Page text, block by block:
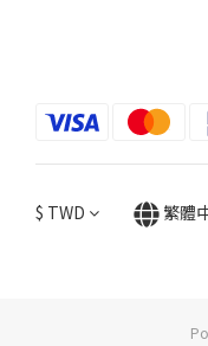
$ TWD 繁體